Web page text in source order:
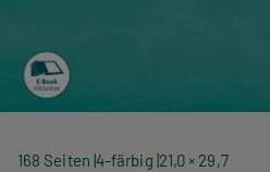
168 Seiten 4-färbig 21,0 × 29,7